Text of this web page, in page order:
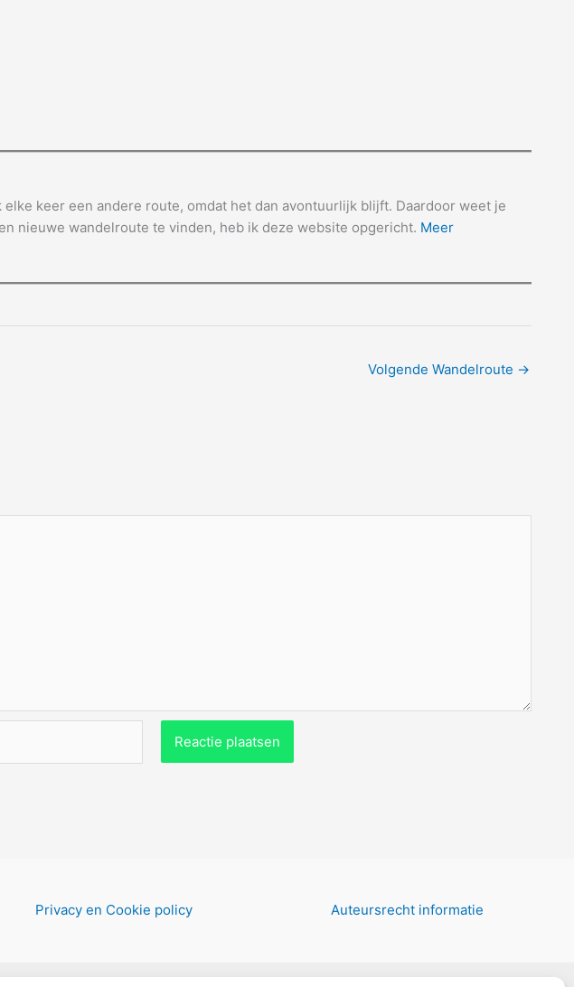
keer een andere route, omdat het dan avontuurlijk blijft. Daardoor weet je
nieuwe wandelroute te vinden, heb ik deze website opgericht. Meer
Volgende Wandelroute →
Privacy en Cookie policy Auteursrecht informatie